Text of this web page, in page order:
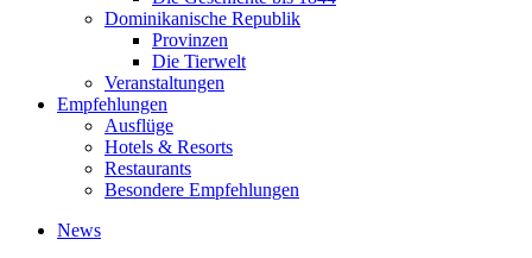
Dominikanische Republik
Provinzen
Die Tierwelt
Veranstaltungen
Empfehlungen
Ausflüge
Hotels & Resorts
Restaurants
Besondere Empfehlungen
News